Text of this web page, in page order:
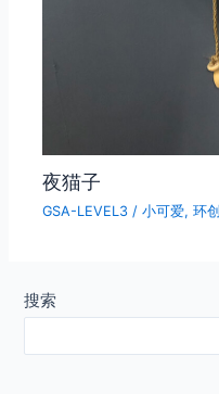
夜猫子
GSA-LEVEL3 /小可爱,环创
搜索